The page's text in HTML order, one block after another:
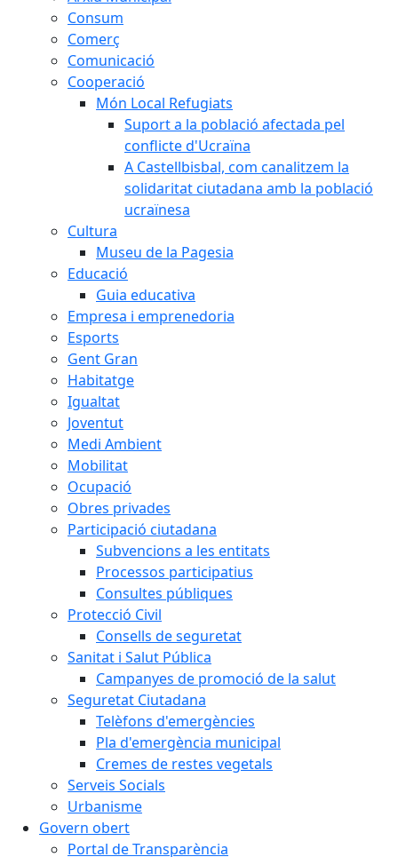
Consum
Comerç
Comunicació
Cooperació
Món Local Refugiats
Suport a la població afectada pel
conflicte d'Ucraïna
A Castellbisbal, com canalitzem la
solidaritat ciutadana amb la població
ucraïnesa
Cultura
Museu de la Pagesia
Educació
Guia educativa
Empresa i emprenedoria
Esports
Gent Gran
Habitatge
Igualtat
Joventut
Medi Ambient
Mobilitat
Ocupació
Obres privades
Participació ciutadana
Subvencions a les entitats
Processos participatius
Consultes públiques
Protecció Civil
Consells de seguretat
Sanitat i Salut Pública
Campanyes de promoció de la salut
Seguretat Ciutadana
Telèfons d'emergències
Pla d'emergència municipal
Cremes de restes vegetals
Serveis Socials
Urbanisme
Govern obert
Portal de Transparència